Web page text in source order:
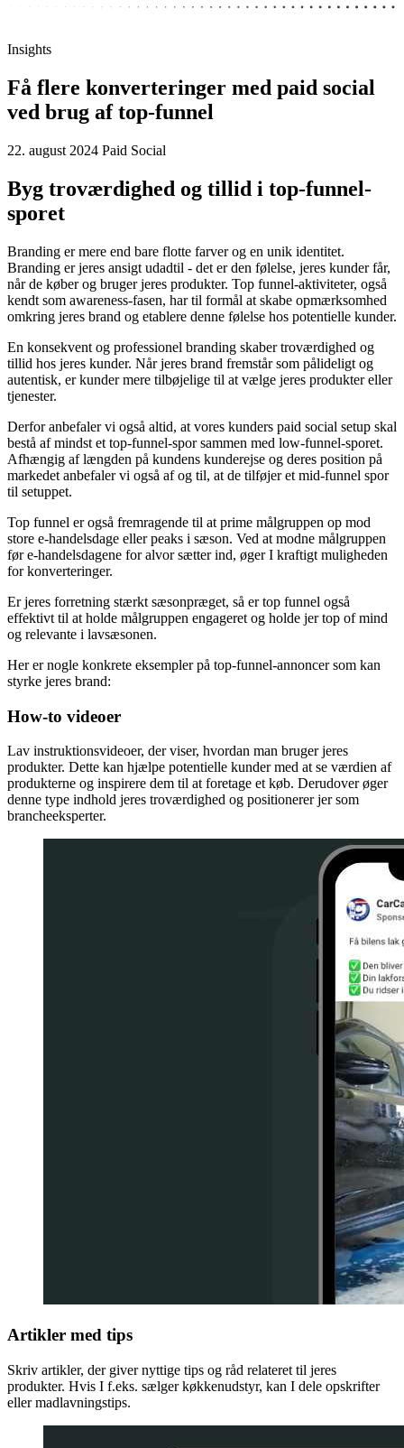
Insights
Få flere konverteringer med paid social
ved brug af top-funnel
22. august 2024 Paid Social
Byg troværdighed og tillid i top-funnel-
sporet
Branding er mere end bare flotte farver og en unik identitet.
Branding er jeres ansigt udadtil - det er den følelse, jeres kunder får,
når de køber og bruger jeres produkter. Top funnel-aktiviteter, også
omkring jeres brand og etablere denne følelse hos potentielle kunder.
En konsekvent og professionel branding skaber troværdighed og
tillid hos jeres kunder. Når jeres brand fremstår som pålideligt og
tjenester.
Derfor anbefaler vi også altid, at vores kunders paid social setup skal
bestå af mindst et top-funnel-spor sammen med low-funnel-sporet.
Afhængig af længden på kundens kunderejse og deres position på
til setuppet.
Top funnel er også fremragende til at prime målgruppen op mod
store e-handelsdage eller peaks i sæson. Ved at modne målgruppen
for konverteringer.
Er jeres forretning stærkt sæsonpræget, så er top funnel også
og relevante i lavsæsonen.
styrke jeres brand:
How-to videoer
Lav instruktionsvideoer, der viser, hvordan man bruger jeres
produkter. Dette kan hjælpe potentielle kunder med at se værdien af
produkterne og inspirere dem til at foretage et køb. Derudover øger
denne type indhold jeres troværdighed og positionerer jer som
Artikler med tips
Skriv artikler, der giver nyttige tips og råd relateret til jeres
produkter. Hvis I f.eks. sælger køkkenudstyr, kan I dele opskrifter